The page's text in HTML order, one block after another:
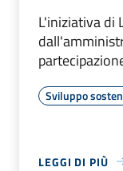
L'iniziativa di
Sviluppo
LEGGI DI PIÙ